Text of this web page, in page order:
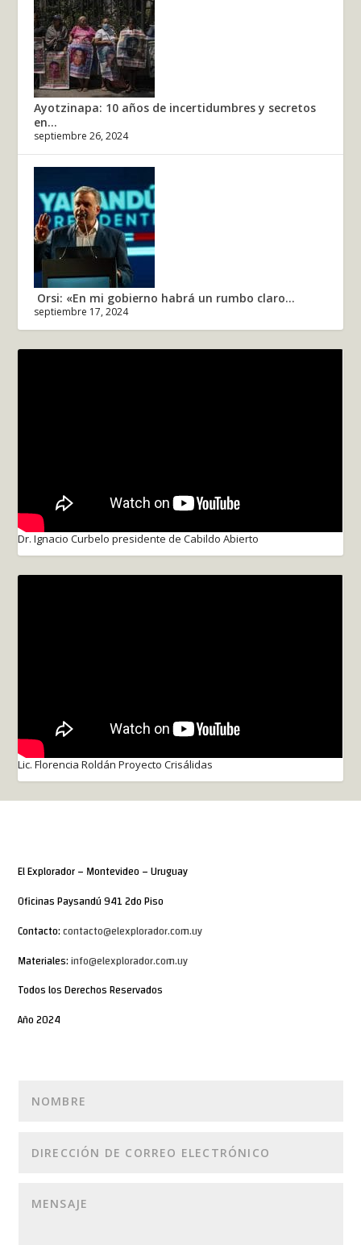
Ayotzinapa: 10 años de incertidumbres y secretos
en...
septiembre 26, 2024
Orsi: «En mi gobierno habrá un rumbo claro...
septiembre 17, 2024
Dr. Ignacio Curbelo presidente de Cabildo Abierto
Lic. Florencia Roldán Proyecto Crisálidas
El Explorador – Montevideo – Uruguay
Oficinas Paysandú 941 2do Piso
Contacto:contacto@elexplorador.com.uy
Materiales:info@elexplorador.com.uy
Todos los Derechos Reservados
Año 2024